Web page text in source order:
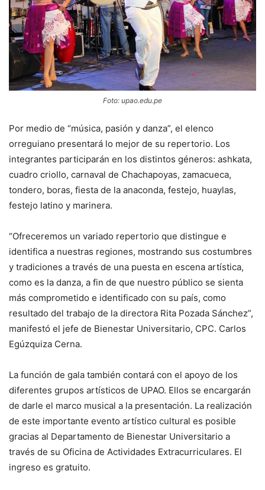
Foto: upao.edu.pe
Por medio de “música, pasión y danza”, el elenco
orreguiano presentará lo mejor de su repertorio. Los
integrantes participarán en los distintos géneros: ashkata,
cuadro criollo, carnaval de Chachapoyas, zamacueca,
tondero, boras, fiesta de la anaconda, festejo, huaylas,
festejo latino y marinera.
“Ofreceremos un variado repertorio que distingue e
identifica a nuestras regiones, mostrando sus costumbres
y tradiciones a través de una puesta en escena artística,
como es la danza, a fin de que nuestro público se sienta
más comprometido e identificado con su país, como
resultado del trabajo de la directora Rita Pozada Sánchez”,
manifestó el jefe de Bienestar Universitario, CPC. Carlos
Egúzquiza Cerna.
La función de gala también contará con el apoyo de los
diferentes grupos artísticos de UPAO. Ellos se encargarán
de darle el marco musical a la presentación. La realización
de este importante evento artístico cultural es posible
gracias al Departamento de Bienestar Universitario a
través de su Oficina de Actividades Extracurriculares. El
ingreso es gratuito.